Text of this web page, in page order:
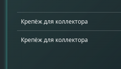
Крепёж для коллектора
Крепёж для коллектора